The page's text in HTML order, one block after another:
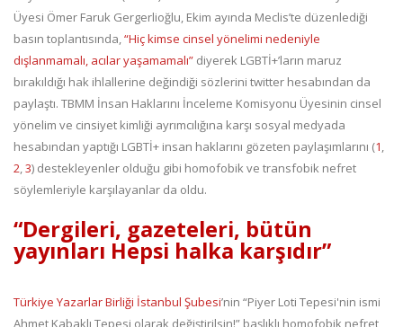
Üyesi Ömer Faruk Gergerlioğlu, Ekim ayında Meclis’te düzenlediği
basın toplantısında,“Hiç kimse cinsel yönelimi nedeniyle
dışlanmamalı, acılar yaşamamalı” diyerek LGBTİ+’ların maruz
bırakıldığı hak ihlallerine değindiği sözlerini twitter hesabından da
paylaştı. TBMM İnsan Haklarını İnceleme Komisyonu Üyesinin cinsel
yönelim ve cinsiyet kimliği ayrımcılığına karşı sosyal medyada
hesabından yaptığı LGBTİ+ insan haklarını gözeten paylaşımlarını (1,
2,3) destekleyenler olduğu gibi homofobik ve transfobik nefret
söylemleriyle karşılayanlar da oldu.
“Dergileri, gazeteleri, bütün
yayınları Hepsi halka karşıdır”
Türkiye Yazarlar Birliği İstanbul Şubesi’nin “Piyer Loti Tepesi'nin ismi
Ahmet Kabaklı Tepesi olarak değiştirilsin!” başlıklı homofobik nefret